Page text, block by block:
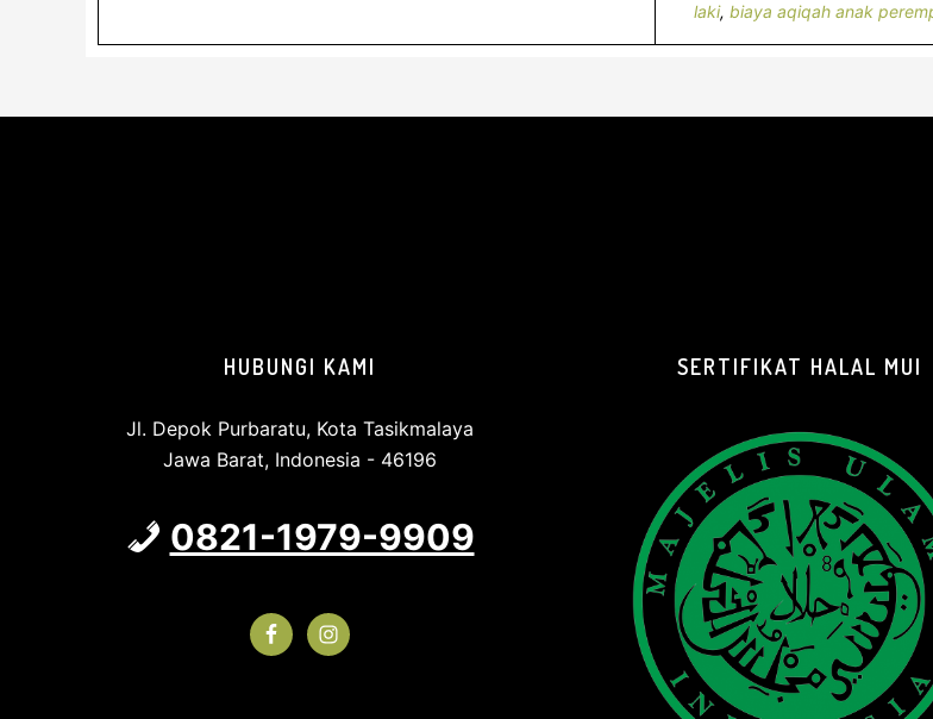
laki, biaya aqiqah anak
HUBUNGI KAMI
Jl. Depok Purbaratu, Kota Tasikmalaya
Jawa Barat, Indonesia - 46196
0821-1979-9909
SERTIFIKAT HALAL MUI